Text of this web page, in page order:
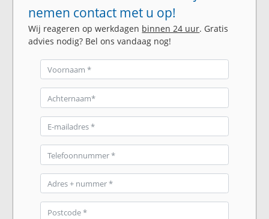
nemen contact met u op!
Wij reageren op werkdagen binnen 24 uur. Gratis
advies nodig? Bel ons vandaag nog!